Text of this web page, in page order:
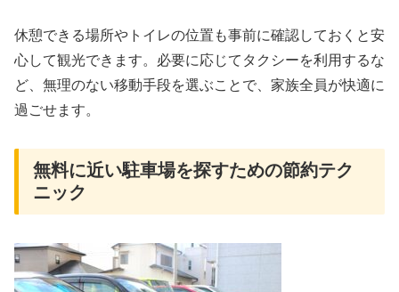
休憩できる場所やトイレの位置も事前に確認しておくと安
心して観光できます。必要に応じてタクシーを利用するな
ど、無理のない移動手段を選ぶことで、家族全員が快適に
過ごせます。
無料に近い駐車場を探すための節約テク
ニック